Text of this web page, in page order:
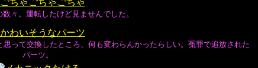
々。運転したけど見ませんでした。
って交換したところ、何も変わらんかったらしい。冤罪で追放された
パーツ。